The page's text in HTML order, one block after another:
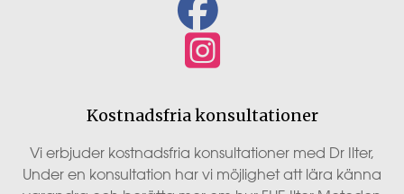
Kostnadsfria konsultationer
Vi erbjuder kostnadsfria konsultationer med Dr Ilter,
Under en konsultation har vi möjlighet att lära känna